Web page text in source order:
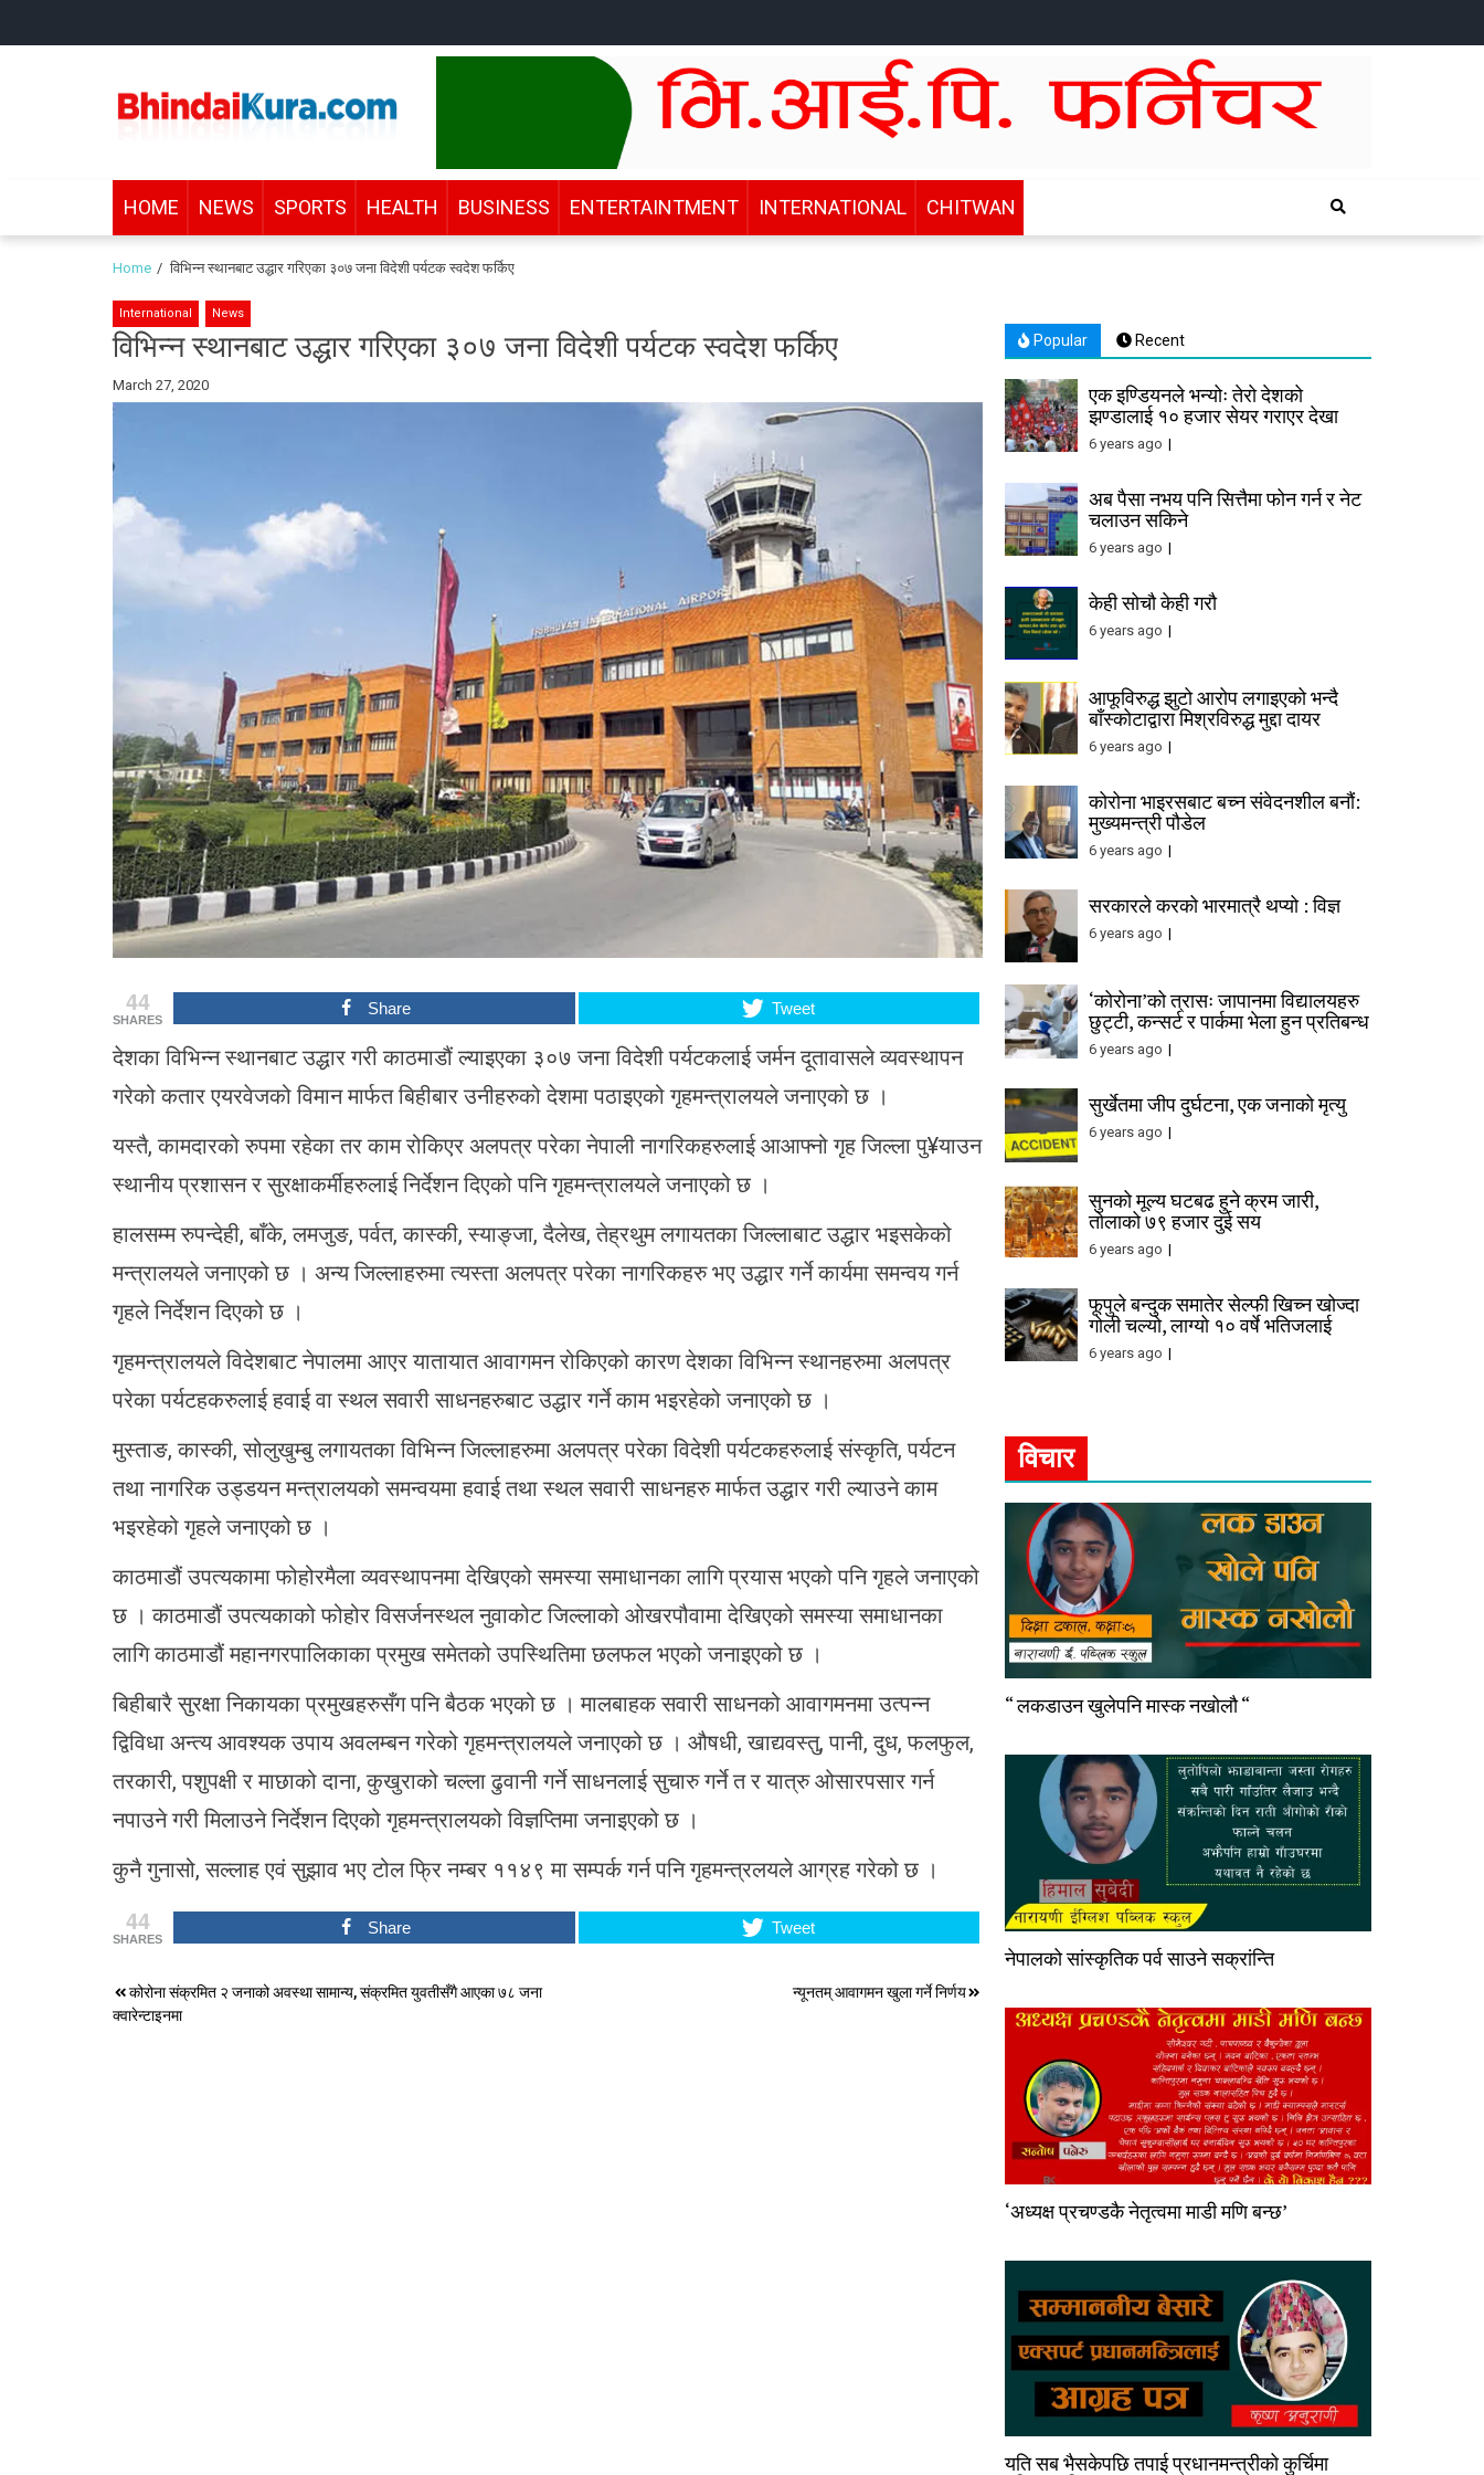
Bhindai Kura
HOME NEWS SPORTS HEALTH BUSINESS ENTERTAINTMENT INTERNATIONAL CHITWAN
Home विभिन्न स्थानबाट उद्धार गरिएका ३०७ जना विदेशी पर्यटक स्वदेश फर्किए
International News
विभिन्न स्थानबाट उद्धार गरिएका ३०७ जना विदेशी पर्यटक स्वदेश फर्किए
By
Bhindai
March 27, 2020
44
SHARES
Share Tweet
देशका विभिन्न स्थानबाट उद्धार गरी काठमाडौं ल्याइएका ३०७ जना विदेशी पर्यटकलाई जर्मन दूतावासले व्यवस्थापन
गरेको कतार एयरवेजको विमान मार्फत बिहीबार उनीहरुको देशमा पठाइएको गृहमन्त्रालयले जनाएको छ ।
यस्तै, कामदारको रुपमा रहेका तर काम रोकिएर अलपत्र परेका नेपाली नागरिकहरुलाई आआफ्नो गृह जिल्ला पु¥याउन
स्थानीय प्रशासन र सुरक्षाकर्मीहरुलाई निर्देशन दिएको पनि गृहमन्त्रालयले जनाएको छ ।
हालसम्म रुपन्देही, बाँके, लमजुङ, पर्वत, कास्की, स्याङ्जा, दैलेख, तेह्रथुम लगायतका जिल्लाबाट उद्धार भइसकेको
मन्त्रालयले जनाएको छ । अन्य जिल्लाहरुमा त्यस्ता अलपत्र परेका नागरिकहरु भए उद्धार गर्ने कार्यमा समन्वय गर्न
गृहले निर्देशन दिएको छ ।
गृहमन्त्रालयले विदेशबाट नेपालमा आएर यातायात आवागमन रोकिएको कारण देशका विभिन्न स्थानहरुमा अलपत्र
परेका पर्यटहकरुलाई हवाई वा स्थल सवारी साधनहरुबाट उद्धार गर्ने काम भइरहेको जनाएको छ ।
मुस्ताङ, कास्की, सोलुखुम्बु लगायतका विभिन्न जिल्लाहरुमा अलपत्र परेका विदेशी पर्यटकहरुलाई संस्कृति, पर्यटन
तथा नागरिक उड्डयन मन्त्रालयको समन्वयमा हवाई तथा स्थल सवारी साधनहरु मार्फत उद्धार गरी ल्याउने काम
भइरहेको गृहले जनाएको छ ।
काठमाडौं उपत्यकामा फोहोरमैला व्यवस्थापनमा देखिएको समस्या समाधानका लागि प्रयास भएको पनि गृहले जनाएको
छ । काठमाडौं उपत्यकाको फोहोर विसर्जनस्थल नुवाकोट जिल्लाको ओखरपौवामा देखिएको समस्या समाधानका
लागि काठमाडौं महानगरपालिकाका प्रमुख समेतको उपस्थितिमा छलफल भएको जनाइएको छ ।
बिहीबारै सुरक्षा निकायका प्रमुखहरुसँग पनि बैठक भएको छ । मालबाहक सवारी साधनको आवागमनमा उत्पन्न
द्विविधा अन्त्य आवश्यक उपाय अवलम्बन गरेको गृहमन्त्रालयले जनाएको छ । औषधी, खाद्यवस्तु, पानी, दुध, फलफुल,
तरकारी, पशुपक्षी र माछाको दाना, कुखुराको चल्ला ढुवानी गर्ने साधनलाई सुचारु गर्ने त र यात्रु ओसारपसार गर्न
नपाउने गरी मिलाउने निर्देशन दिएको गृहमन्त्रालयको विज्ञप्तिमा जनाइएको छ ।
कुनै गुनासो, सल्लाह एवं सुझाव भए टोल फ्रि नम्बर ११४९ मा सम्पर्क गर्न पनि गृहमन्त्रलयले आग्रह गरेको छ ।
44
SHARES
Share Tweet
Post
navigation
कोरोना संक्रमित २ जनाको अवस्था सामान्य, संक्रमित युवतीसँगै आएका ७८ जना
क्वारेन्टाइनमा
न्यूनतम् आवागमन खुला गर्ने निर्णय
Popular Recent
एक इण्डियनले भन्योः तेरो देशको
झण्डालाई १० हजार सेयर गराएर देखा
6 years ago
अब पैसा नभय पनि सित्तैमा फोन गर्न र नेट
चलाउन सकिने
6 years ago
केही सोचौ केही गरौ
6 years ago
आफूविरुद्ध झुटो आरोप लगाइएको भन्दै
बाँस्कोटाद्वारा मिश्रविरुद्ध मुद्दा दायर
6 years ago
कोरोना भाइरसबाट बच्न संवेदनशील बनौं:
मुख्यमन्त्री पौडेल
6 years ago
सरकारले करको भारमात्रै थप्यो : विज्ञ
6 years ago
‘कोरोना’को त्रासः जापानमा विद्यालयहरु
छुट्टी, कन्सर्ट र पार्कमा भेला हुन प्रतिबन्ध
6 years ago
सुर्खेतमा जीप दुर्घटना, एक जनाको मृत्यु
6 years ago
सुनको मूल्य घटबढ हुने क्रम जारी,
तोलाको ७९ हजार दुई सय
6 years ago
फूपुले बन्दुक समातेर सेल्फी खिच्न खोज्दा
गोली चल्यो, लाग्यो १० वर्षे भतिजलाई
6 years ago
विचार
“ लकडाउन खुलेपनि मास्क नखोलौ “
नेपालको सांस्कृतिक पर्व साउने सक्रांन्ति
‘अध्यक्ष प्रचण्डकै नेतृत्वमा माडी मणि बन्छ’
यति सब भैसकेपछि तपाई प्रधानमन्त्रीको कुर्चिमा